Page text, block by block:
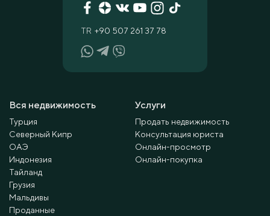
Вся недвижимость
Турция
Северный Кипр
ОАЭ
Индонезия
Тайланд
Грузия
Мальдивы
Проданные
Услуги
Продать недвижимость
Консультация юриста
Онлайн-просмотр
Онлайн-покупка
TR +90 507 261 37 78